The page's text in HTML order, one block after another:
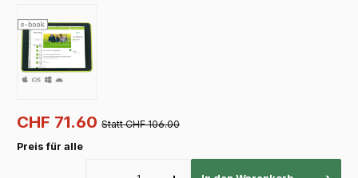
CHF 71.60 Statt CHF 106.00
Preis für alle